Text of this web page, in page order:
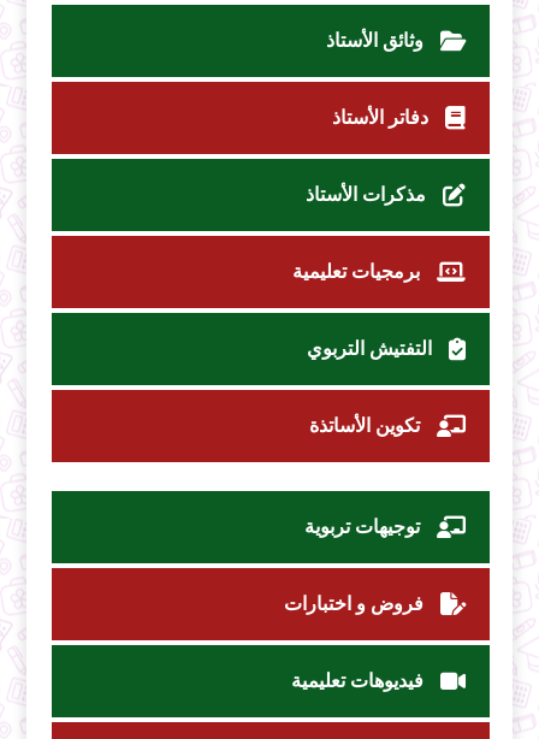
وثائق الأستاذ
دفاتر الأستاذ
مذكرات الأستاذ
برمجيات تعليمية
التفتيش التربوي
تكوين الأساتذة
توجيهات تربوية
فروض و اختبارات
فيديوهات تعليمية